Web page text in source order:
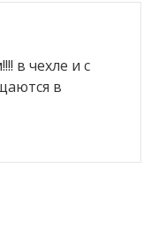
в чехле и с
в